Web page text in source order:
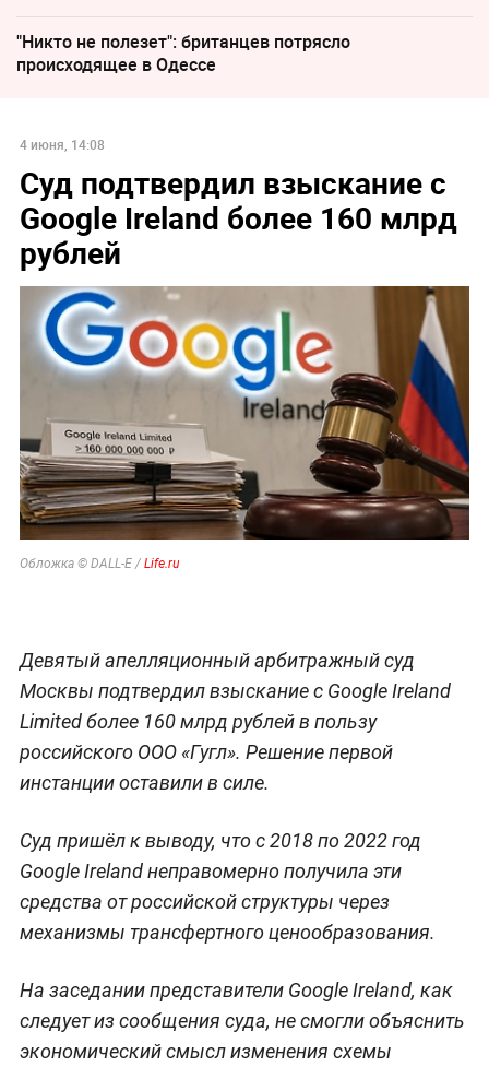
"Никто не полезет": британцев потрясло
происходящее в Одессе
4 июня, 14:08
Суд подтвердил взыскание с
Google Ireland более 160 млрд
рублей
Обложка © DALL-E / Life.ru
Девятый апелляционный арбитражный суд
Москвы подтвердил взыскание с Google Ireland
Limited более 160 млрд рублей в пользу
российского ООО «Гугл». Решение первой
инстанции оставили в силе.
Суд пришёл к выводу, что с 2018 по 2022 год
Google Ireland неправомерно получила эти
средства от российской структуры через
механизмы трансфертного ценообразования.
На заседании представители Google Ireland, как
следует из сообщения суда, не смогли объяснить
экономический смысл изменения схемы